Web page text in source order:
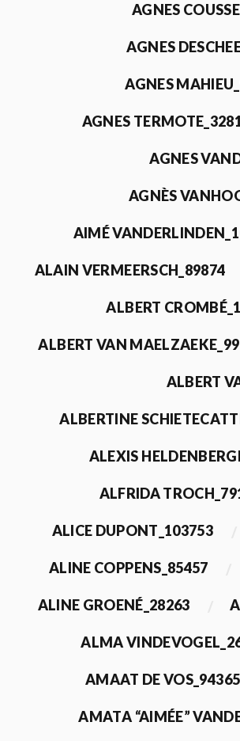
AGNES
AGNES
AGNES
AGNES
AGNES
AGNÈS
AIMÉ
ALAIN VERMEERSCH_89874
ALBERT
ALBERT VAN
ALBERT
ALBERTINE
ALEXIS
ALFRIDA
ALICE DUPONT_103753
ALINE COPPENS_85457
ALINE GROENÉ_28263
ALMA
AMAAT DE VOS_94365
AMATA “AIMÉE”